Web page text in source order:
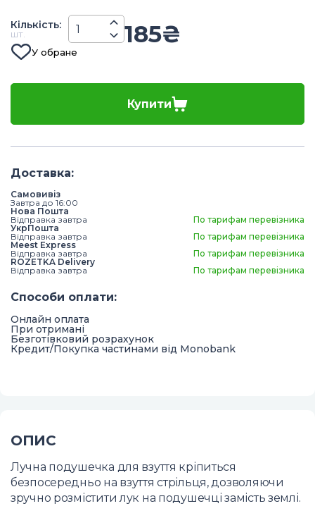
Кiлькiсть:
шт. 185₴
У обране
Купити
Доставка:
Самовивіз
Завтра до 16:00
Нова Пошта
Відправка завтра
По тарифам перевізника
УкрПошта
Відправка завтра
По тарифам перевізника
Meest Express
Відправка завтра
По тарифам перевізника
ROZETKA Delivery
Відправка завтра
По тарифам перевізника
Способи оплати:
Онлайн оплата
При отримані
Безготівковий розрахунок
Кредит/Покупка частинами від Monobank
ОПИС
Лучна подушечка для взуття кріпиться
безпосередньо на взуття стрільця, дозволяючи
зручно розмістити лук на подушечці замість землі.